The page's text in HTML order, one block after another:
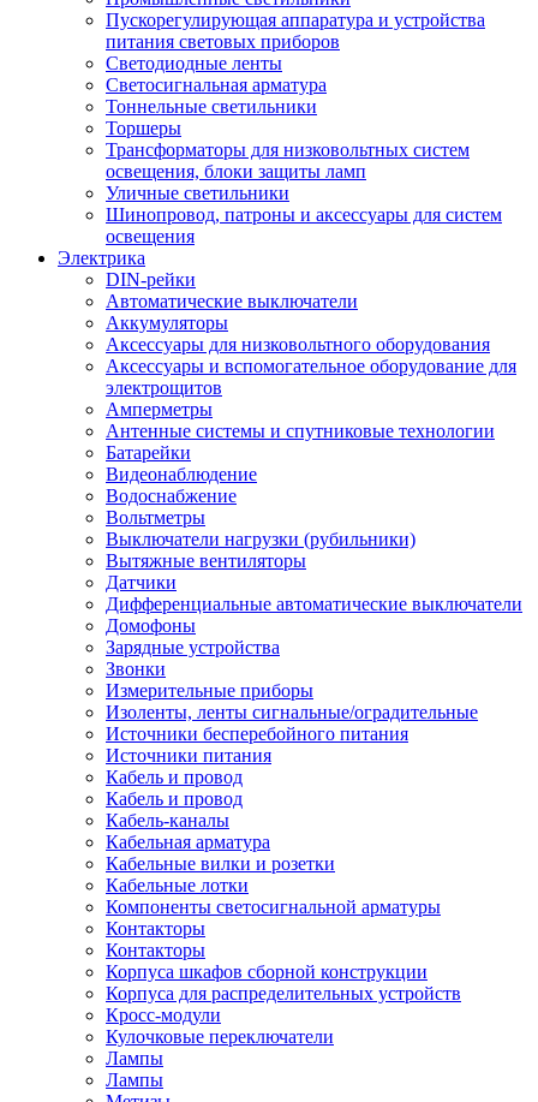
Пускорегулирующая аппаратура и устройства
питания световых приборов
Светодиодные ленты
Светосигнальная арматура
Тоннельные светильники
Торшеры
Трансформаторы для низковольтных систем
освещения, блоки защиты ламп
Уличные светильники
Шинопровод, патроны и аксессуары для систем
освещения
Электрика
DIN-рейки
Автоматические выключатели
Аккумуляторы
Аксессуары для низковольтного оборудования
Аксессуары и вспомогательное оборудование для
электрощитов
Амперметры
Антенные системы и спутниковые технологии
Батарейки
Видеонаблюдение
Водоснабжение
Вольтметры
Выключатели нагрузки (рубильники)
Вытяжные вентиляторы
Датчики
Дифференциальные автоматические выключатели
Домофоны
Зарядные устройства
Звонки
Измерительные приборы
Изоленты, ленты сигнальные/оградительные
Источники бесперебойного питания
Источники питания
Кабель и провод
Кабель и провод
Кабель-каналы
Кабельная арматура
Кабельные вилки и розетки
Кабельные лотки
Компоненты светосигнальной арматуры
Контакторы
Контакторы
Корпуса шкафов сборной конструкции
Корпуса для распределительных устройств
Кросс-модули
Кулочковые переключатели
Лампы
Лампы